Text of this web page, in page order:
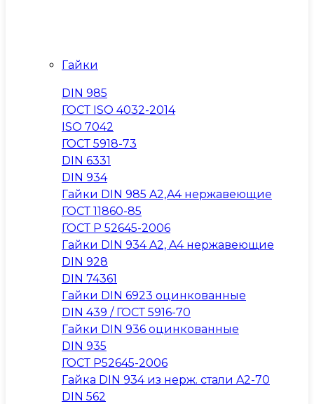
Гайки
DIN 985
ГОСТ ISO 4032-2014
ISO 7042
ГОСТ 5918-73
DIN 6331
DIN 934
Гайки DIN 985 A2,A4 нержавеющие
ГОСТ 11860-85
ГОСТ Р 52645-2006
Гайки DIN 934 A2, A4 нержавеющие
DIN 928
DIN 74361
Гайки DIN 6923 оцинкованные
DIN 439 / ГОСТ 5916-70
Гайки DIN 936 оцинкованные
DIN 935
ГОСТ Р52645-2006
Гайка DIN 934 из нерж. стали A2-70
DIN 562